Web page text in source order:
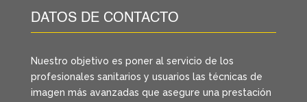
DATOS DE CONTACTO
Nuestro objetivo es poner al servicio de los
profesionales sanitarios y usuarios las técnicas de
imagen más avanzadas que asegure una prestación